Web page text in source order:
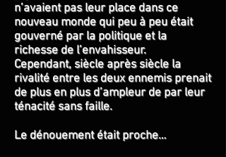
n’avaient pas leur place dans ce
nouveau monde qui peu à peu était
gouverné par la politique et la
richesse de l’envahisseur.
Cependant, siècle après siècle la
rivalité entre les deux ennemis prenait
de plus en plus d’ampleur de par leur
ténacité sans faille.
Le dénouement était proche…